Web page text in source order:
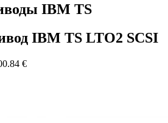
IBM TS
IBM TS LTO2 SCSI
€